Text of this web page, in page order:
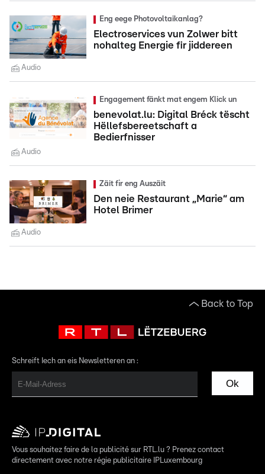
Eng eege Photovoltaikanlag?
Electroservices vun Zolwer bitt
nohalteg Energie fir jiddereen
Audio
Engagement fänkt mat engem Klick un
benevolat.lu: Digital Bréck tëscht
Hëllefsbereetschaft a
Bedierfnisser
Audio
Zäit fir eng Auszäit
Den neie Restaurant „Marie“ am
Hotel Brimer
Audio
Back to Top
Schreift Iech an eis Newsletteren an :
Ok
Vous souhaitez faire de la publicité sur RTL.lu ? Prenez contact
directement avec notre régie publicitaire IPLuxembourg